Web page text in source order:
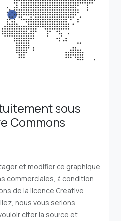
sous
Commons
et modifier ce graphique
commerciales, à condition
de la licence Creative
nous vous serions
citer la source et